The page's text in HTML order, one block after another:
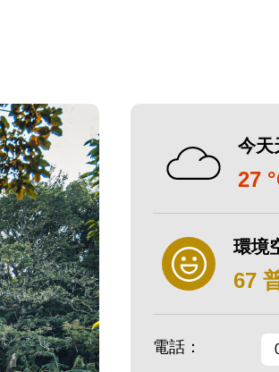
今天
27
環境
67
電話：